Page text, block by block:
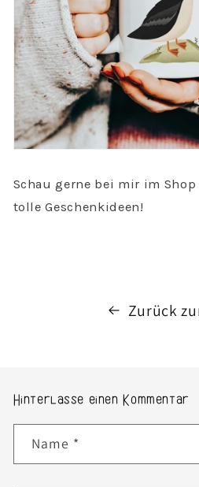
Schau gerne bei mir im
tolle Geschenkideen!
Zurück
Hinterlasse einen Kommentar
Name *